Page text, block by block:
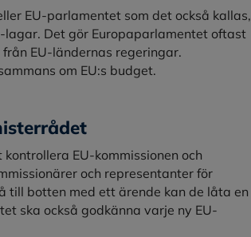
EU-parlamentet som det också kallas,
lagar. Det gör Europaparlamentet oftast
EU-ländernas regeringar.
om EU:s budget.
EU-kommissionen och
och representanter för
till botten med ett ärende kan de låta en
ska också godkänna varje ny EU-